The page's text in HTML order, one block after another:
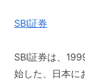
SBI証券
SBI証券は、
始した、日本に